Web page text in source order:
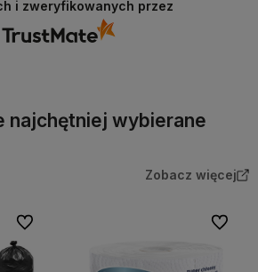
i zweryfikowanych przez
najchętniej wybierane
Zobacz więcej
Do ulubionych Do